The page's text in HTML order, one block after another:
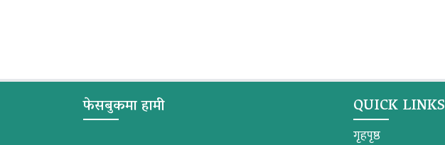
फेसबुकमा हामी QUICK LINKS
गृहपृष्ठ